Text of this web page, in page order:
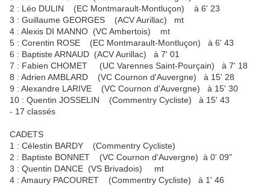
2 : Léo DULIN (EC Montmarault-Montluçon) à 6' 23
3 : Guillaume GEORGES (ACV Aurillac) mt
4 : Alexis DI MANNO (VC Ambertois) mt
5 : Corentin ROSE (EC Montmarault-Montluçon) à 6' 43
6 : Baptiste ARNAUD (ACV Aurillac) à 7' 01
7 : Fabien CHOMET (UC Varennes Saint-Pourçain) à 7' 18
8 : Adrien AMBLARD (VC Cournon d'Auvergne) à 15' 28
9 : Alexandre LARIVE (VC Cournon d'Auvergne) à 15' 30
10 : Quentin JOSSELIN (Commentry Cycliste) à 15' 43
- 17 classés
CADETS
1 : Célestin BARDY (Commentry Cycliste)
2 : Baptiste BONNET (VC Cournon d'Auvergne) à 0' 09"
3 : Quentin DANCE (VS Brivadois) mt
4 : Amaury PACOURET (Commentry Cycliste) à 1' 46